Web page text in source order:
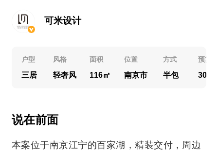
可米设计
户型
三居
风格
轻奢风
面积
116㎡
位置
南京市
方式
半包
预算
30万
说在前面
本案位于南京江宁的百家湖，精装交付，周边